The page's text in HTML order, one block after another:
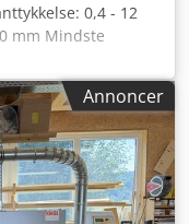
0,4 - 12
mm Mindste
160 mm
13 m/min
Afkappning
Hjørnekopiering
7450 x
Nattheim
Annoncer